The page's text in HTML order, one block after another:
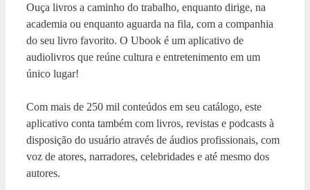
Ouça livros a caminho do trabalho, enquanto dirige, na
academia ou enquanto aguarda na fila, com a companhia
do seu livro favorito. O Ubook é um aplicativo de
audiolivros que reúne cultura e entretenimento em um
único lugar!
Com mais de 250 mil conteúdos em seu catálogo, este
aplicativo conta também com livros, revistas e podcasts à
disposição do usuário através de áudios profissionais, com
voz de atores, narradores, celebridades e até mesmo dos
autores.